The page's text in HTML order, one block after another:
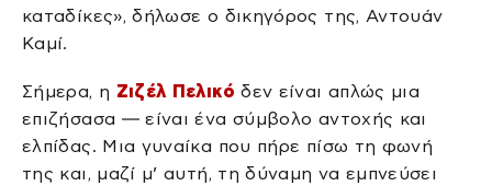
καταδίκες», δήλωσε ο δικηγόρος της, Αντουάν
Καμί.
Σήμερα, η Ζιζέλ Πελικό δεν είναι απλώς μια
επιζήσασα — είναι ένα σύμβολο αντοχής και
ελπίδας. Μια γυναίκα που πήρε πίσω τη φωνή
της και, μαζί μ’ αυτή, τη δύναμη να εμπνεύσει